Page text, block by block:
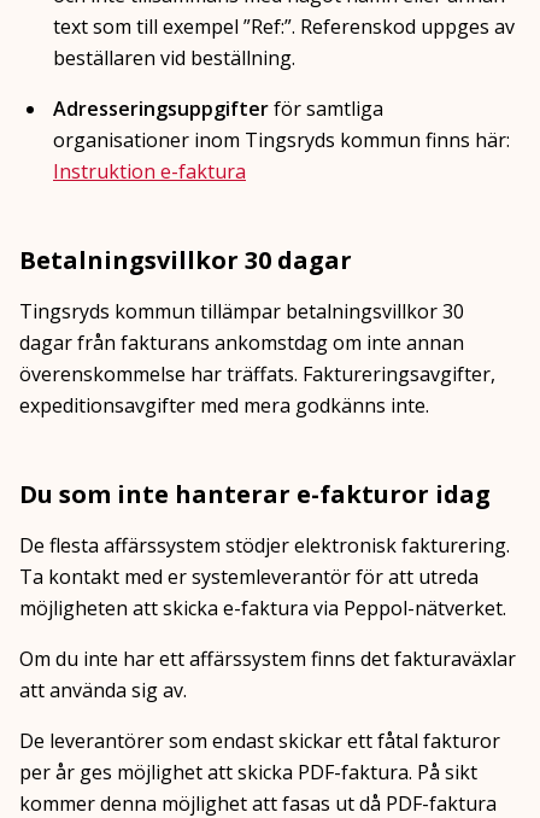
text som till exempel ”Ref:”. Referenskod uppges av
beställaren vid beställning.
Adresseringsuppgifterför samtliga
organisationer inom Tingsryds kommun finns här:
Instruktion e-faktura
Betalningsvillkor 30 dagar
Tingsryds kommun tillämpar betalningsvillkor 30
dagar från fakturans ankomstdag om inte annan
överenskommelse har träffats. Faktureringsavgifter,
expeditionsavgifter med mera godkänns inte.
Du som inte hanterar e-fakturor idag
De flesta affärssystem stödjer elektronisk fakturering.
Ta kontakt med er systemleverantör för att utreda
möjligheten att skicka e-faktura via Peppol-nätverket.
Om du inte har ett affärssystem finns det fakturaväxlar
att använda sig av.
De leverantörer som endast skickar ett fåtal fakturor
per år ges möjlighet att skicka PDF-faktura. På sikt
kommer denna möjlighet att fasas ut då PDF-faktura